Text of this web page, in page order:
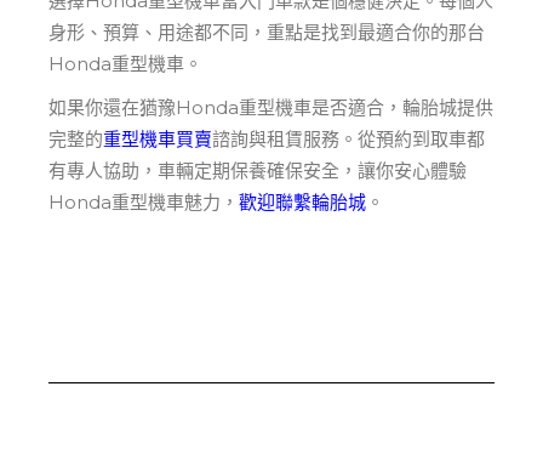
身形、預算、用途都不同，重點是找到最適合你的那台
Honda重型機車。
如果你還在猶豫Honda重型機車是否適合，輪胎城提供
完整的重型機車買賣諮詢與租賃服務。從預約到取車都
有專人協助，車輛定期保養確保安全，讓你安心體驗
Honda重型機車魅力，歡迎聯繫輪胎城 。